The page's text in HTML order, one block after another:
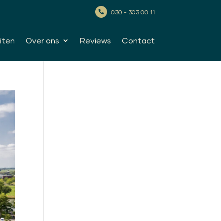
 030 - 303 00 11
Over ons Reviews Contact